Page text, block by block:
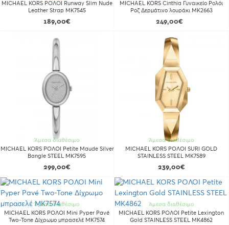
MICHAEL KORS ΡΟΛΟΙ Runway Slim Nude
Leather Strap MK7545
189,00€
MICHAEL KORS Cinthia Γυναικείο Ρολόι
Ροζ Δερμάτινο λουράκι MK2663
249,00€
Άμεσα διαθέσιμο
MICHAEL KORS ΡΟΛΟΙ Petite Maude Silver
Bangle STEEL MK7595
299,00€
Άμεσα διαθέσιμο
MICHAEL KORS ΡΟΛΟΙ SURI GOLD
STAINLESS STEEL MK7589
239,00€
Άμεσα διαθέσιμο
MICHAEL KORS ΡΟΛΟΙ Mini Pyper Pavé
Two-Tone Δίχρωμο μπρασελέ MK7574
Άμεσα διαθέσιμο
MICHAEL KORS ΡΟΛΟΙ Petite Lexington
Gold STAINLESS STEEL MK4862